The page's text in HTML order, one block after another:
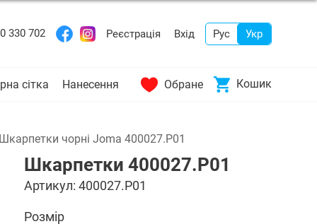
330 702 Реєстрація Вхід Рус Укр
сітка Нанесення Обране Кошик
Шкарпетки чорні Joma 400027.P01
Шкарпетки 400027.P01
Артикул: 400027.P01
Розмір